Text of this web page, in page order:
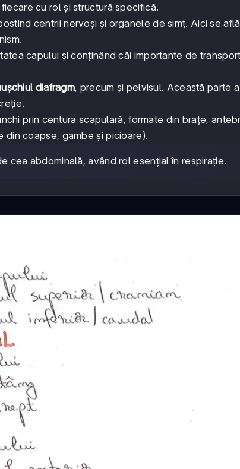
cu rol și structură specifică.
centrii nervoși și organele de simț. Aici se află
capului și conținând căi importante de
diafragm, precum și pelvisul. Această parte
prin centura scapulară, formate din brațe,
din coapse, gambe și picioare).
cea abdominală, având rol esențial în respirație.